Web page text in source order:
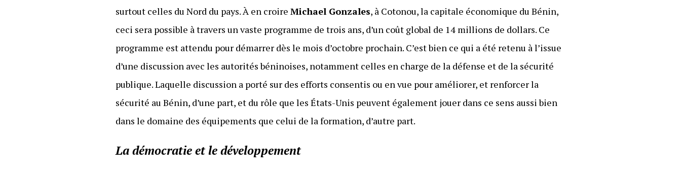
surtout celles du Nord du pays. À en croireMichael Gonzales, à Cotonou, la capitale économique du Bénin,
ceci sera possible à travers un vaste programme de trois ans, d’un coût global de 14 millions de dollars. Ce
programme est attendu pour démarrer dès le mois d’octobre prochain. C’est bien ce qui a été retenu à l’issue
d’une discussion avec les autorités béninoises, notamment celles en charge de la défense et de la sécurité
publique. Laquelle discussion a porté sur des efforts consentis ou en vue pour améliorer, et renforcer la
sécurité au Bénin, d’une part, et du rôle que les États-Unis peuvent également jouer dans ce sens aussi bien
dans le domaine des équipements que celui de la formation, d’autre part.
La démocratie et le développement